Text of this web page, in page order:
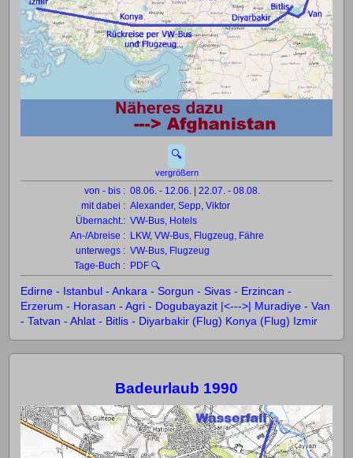
🔍
vergrößern
von - bis : 08.06. - 12.06. | 22.07. - 08.08.
mit dabei : Alexander, Sepp, Viktor
Übernacht.: VW-Bus, Hotels
An-/Abreise : LKW, VW-Bus, Flugzeug, Fähre
unterwegs : VW-Bus, Flugzeug
Tage-Buch : PDF 🔍
Edirne - Istanbul - Ankara - Sorgun - Sivas - Erzincan -
Erzerum - Horasan - Agri - Dogubayazit |<--->| Muradiye - Van
- Tatvan - Ahlat - Bitlis - Diyarbakir (Flug) Konya (Flug) Izmir
Badeurlaub 1990